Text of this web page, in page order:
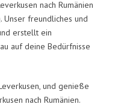
nach Rumänien
freundliches und
erstellt ein
auf deine Bedürfnisse
und genieße
nach Rumänien.